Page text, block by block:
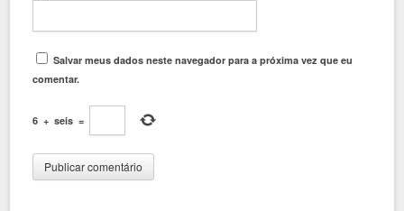
Salvar meus dados neste navegador para a próxima vez que eu
comentar.
6 + seis =